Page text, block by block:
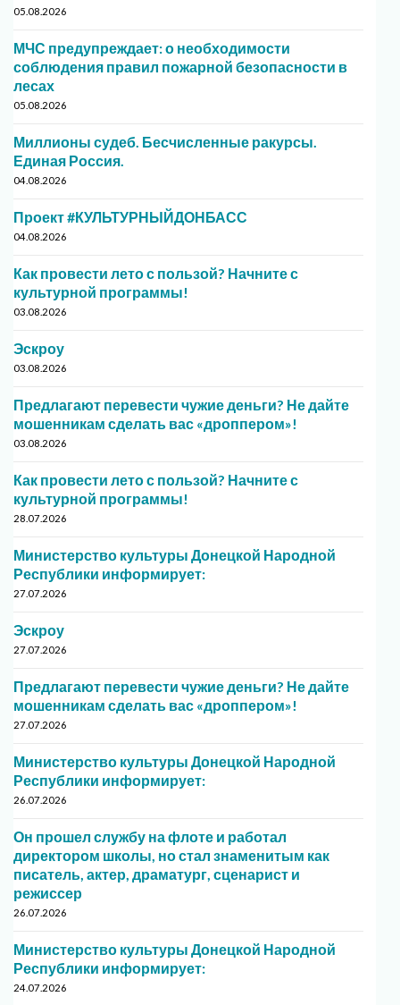
05.08.2026
МЧС предупреждает: о необходимости
соблюдения правил пожарной безопасности в
лесах
05.08.2026
Миллионы судеб. Бесчисленные ракурсы.
Единая Россия.
04.08.2026
Проект #КУЛЬТУРНЫЙДОНБАСС
04.08.2026
Как провести лето с пользой? Начните с
культурной программы!
03.08.2026
Эскроу
03.08.2026
Предлагают перевести чужие деньги? Не дайте
мошенникам сделать вас «дроппером»!
03.08.2026
Как провести лето с пользой? Начните с
культурной программы!
28.07.2026
Министерство культуры Донецкой Народной
Республики информирует:
27.07.2026
Эскроу
27.07.2026
Предлагают перевести чужие деньги? Не дайте
мошенникам сделать вас «дроппером»!
27.07.2026
Министерство культуры Донецкой Народной
Республики информирует:
26.07.2026
Он прошел службу на флоте и работал
директором школы, но стал знаменитым как
писатель, актер, драматург, сценарист и
режиссер
26.07.2026
Министерство культуры Донецкой Народной
Республики информирует:
24.07.2026